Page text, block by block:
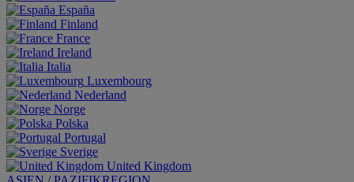
España
Finland
France
Ireland
Italia
Luxembourg
Nederland
Norge
Polska
Portugal
Sverige
United Kingdom